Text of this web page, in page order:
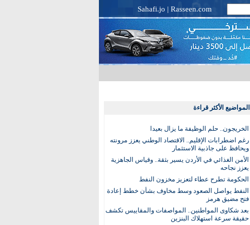
Sahafi.jo | Rasseen.com
المواضيع الأكثر قراءة
الخريجون.. حلم الوظيفة ما يزال بعيدا
رغم اضطرابات الإقليم.. الاقتصاد الوطني يعزز مرونته
ويحافظ على جاذبية الاستثمار
الأمن الغذائي في الأردن يسير بثقة.. وقياس الجاهزية
يعزز نجاحه
الحكومة تطرح عطاء لتعزيز مخزون النفط
النفط يواصل الصعود وسط مخاوف بشأن خطط إعادة
فتح مضيق هرمز
بعد شكاوى المواطنين.. المواصفات والمقاييس تكشف
حقيقة سرعة استهلاك البنزين